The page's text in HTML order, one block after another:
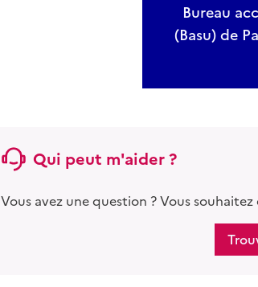
Bureau
(Basu) de
Qui peut m'aider ?
Vous avez une question ? Vous